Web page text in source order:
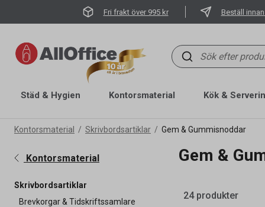
Fri frakt över 995 kr Beställ
Städ & Hygien Kontorsmaterial Kök &
Kontorsmaterial Skrivbordsartiklar Gem & Gummisnoddar
Kontorsmaterial
Skrivbordsartiklar
Brevkorgar & Tidskriftssamlare
Gem &
24 produkter